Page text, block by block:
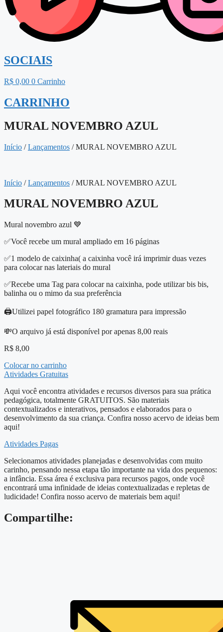
SOCIAIS
R$ 0,00 0 Carrinho
CARRINHO
MURAL NOVEMBRO AZUL
Início /Lançamentos / MURAL NOVEMBRO AZUL
Início /Lançamentos / MURAL NOVEMBRO AZUL
MURAL NOVEMBRO AZUL
Mural novembro azul 💙
✅Você recebe um mural ampliado em 16 páginas
✅1 modelo de caixinha( a caixinha você irá imprimir duas vezes
para colocar nas lateriais do mural
✅Recebe uma Tag para colocar na caixinha, pode utilizar bis bis,
balinha ou o mimo da sua preferência
🖨️Utilizei papel fotográfico 180 gramatura para impressão
💸O arquivo já está disponível por apenas 8,00 reais
R$ 8,00
Colocar no carrinho
Atividades Gratuitas
Aqui você encontra atividades e recursos diversos para sua prática
pedagógica, totalmente GRATUITOS. São materiais
contextualizados e interativos, pensados e elaborados para o
desenvolvimento da sua criança. Confira nosso acervo de ideias bem
aqui!
Atividades Pagas
Selecionamos atividades planejadas e desenvolvidas com muito
carinho, pensando nessa etapa tão importante na vida dos pequenos:
a infância. Essa área é exclusiva para recursos pagos, onde você
encontrará uma infinidade de ideias contextualizadas e repletas de
ludicidade! Confira nosso acervo de materiais bem aqui!
Compartilhe: